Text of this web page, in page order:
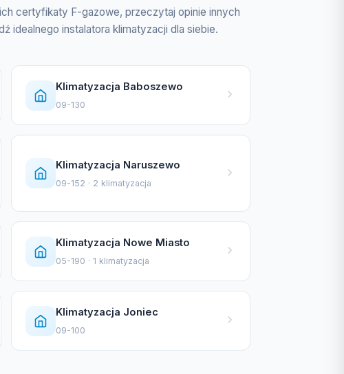
certyfikaty F-gazowe, przeczytaj opinie innych
idealnego instalatora klimatyzacji dla siebie.
Klimatyzacja Baboszewo
09-130
Klimatyzacja Naruszewo
09-152 · 2 klimatyzacja
Klimatyzacja Nowe Miasto
05-190 · 1 klimatyzacja
Klimatyzacja Joniec
09-100